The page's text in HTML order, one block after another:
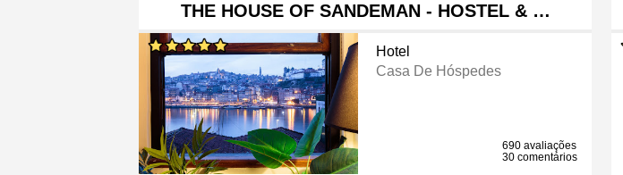
THE HOUSE OF SANDEMAN - HOSTEL & …
Hotel
Casa De Hóspedes
690 avaliações
30 comentários